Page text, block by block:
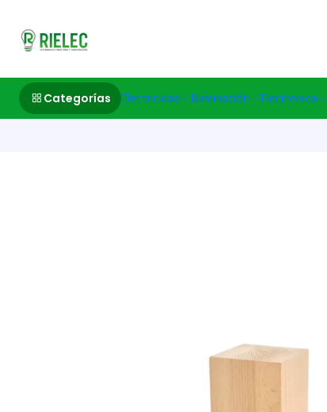
Categorías Electricidad Iluminación Electronica